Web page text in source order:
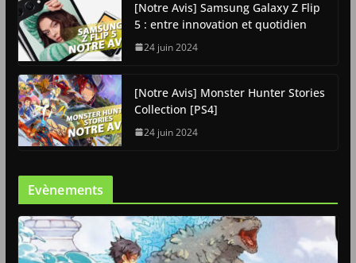
[Notre Avis] Samsung Galaxy Z Flip
5 : entre innovation et quotidien
24 juin 2024
[Notre Avis] Monster Hunter Stories
Collection [PS4]
24 juin 2024
Evènements